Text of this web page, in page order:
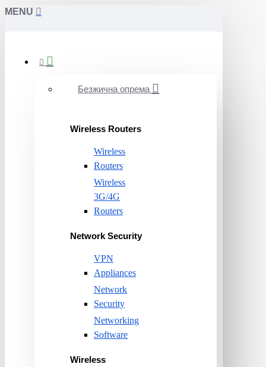
MENU
Безжична опрема
Wireless Routers
Wireless
Routers
Wireless
3G/4G
Routers
Network Security
VPN
Appliances
Network
Security
Networking
Software
Wireless